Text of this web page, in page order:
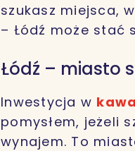
szukasz miejsca,
– Łódź może stać
Łódź – miasto
Inwestycja w
pomysłem, jeżeli
wynajem. To